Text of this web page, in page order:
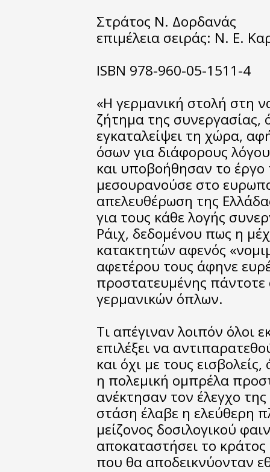
Στράτος Ν. Δορδανάς
επιμέλεια σειράς: Ν. Ε.
ISBN 978-960-05-1511-4
«Η γερμανική στολή στη
ζήτημα της συνεργασίας,
εγκαταλείψει τη χώρα,
όσων για διάφορους
και υποβοήθησαν το
μεσουρανούσε στο
απελευθέρωση της
για τους κάθε λογής
Ράιχ, δεδομένου πως η
κατακτητών αφενός
αφετέρου τους άφηνε
προστατευμένης
γερμανικών όπλων.
Τι απέγιναν λοιπόν όλοι
επιλέξει να
και όχι με τους
η πολεμική ομπρέλα
ανέκτησαν τον έλεγχο
στάση έλαβε η ελεύθερη
μείζονος δοσιλογικού
αποκαταστήσει το κράτος
που θα αποδεικνύονταν